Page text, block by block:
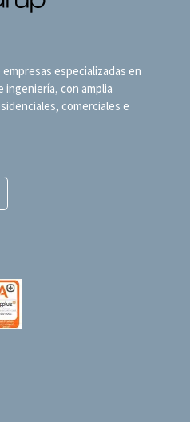
especializadas en
con amplia
comerciales e